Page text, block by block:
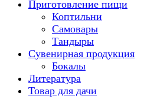
Приготовление пищи
Коптильни
Самовары
Тандыры
Сувенирная продукция
Бокалы
Литература
Товар для дачи